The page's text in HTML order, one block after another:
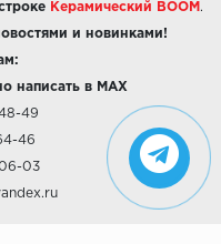
Керамический BOOM .
и новинками!
написать в MAX
49
46
03